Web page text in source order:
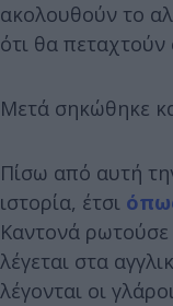
ακολουθούν το
ότι θα
Μετά σηκώθηκε
Πίσω από αυτή
ιστορία, έτσι
Καντονά
λέγεται στα
λέγονται οι